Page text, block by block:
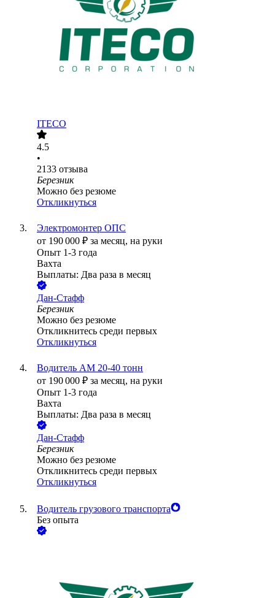
ITECO
4.5
•
2133 отзыва
Березник
Можно без резюме
Откликнуться
Электромонтер ОПС
от 190 000 ₽ за месяц, на руки
Опыт 1-3 года
Вахта
Выплаты: Два раза в месяц
Дан-Стафф
Березник
Можно без резюме
Откликнитесь среди первых
Откликнуться
Водитель АМ 20-40 тонн
от 190 000 ₽ за месяц, на руки
Опыт 1-3 года
Вахта
Выплаты: Два раза в месяц
Дан-Стафф
Березник
Можно без резюме
Откликнитесь среди первых
Откликнуться
Водитель грузового транспорта
Без опыта